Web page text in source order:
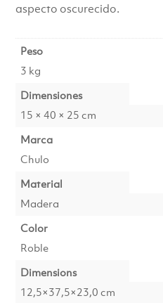
aspecto oscurecido.
Peso
3 kg
Dimensiones
15 × 40 × 25 cm
Marca
Chulo
Material
Madera
Color
Roble
Dimensions
12,5×37,5×23,0 cm